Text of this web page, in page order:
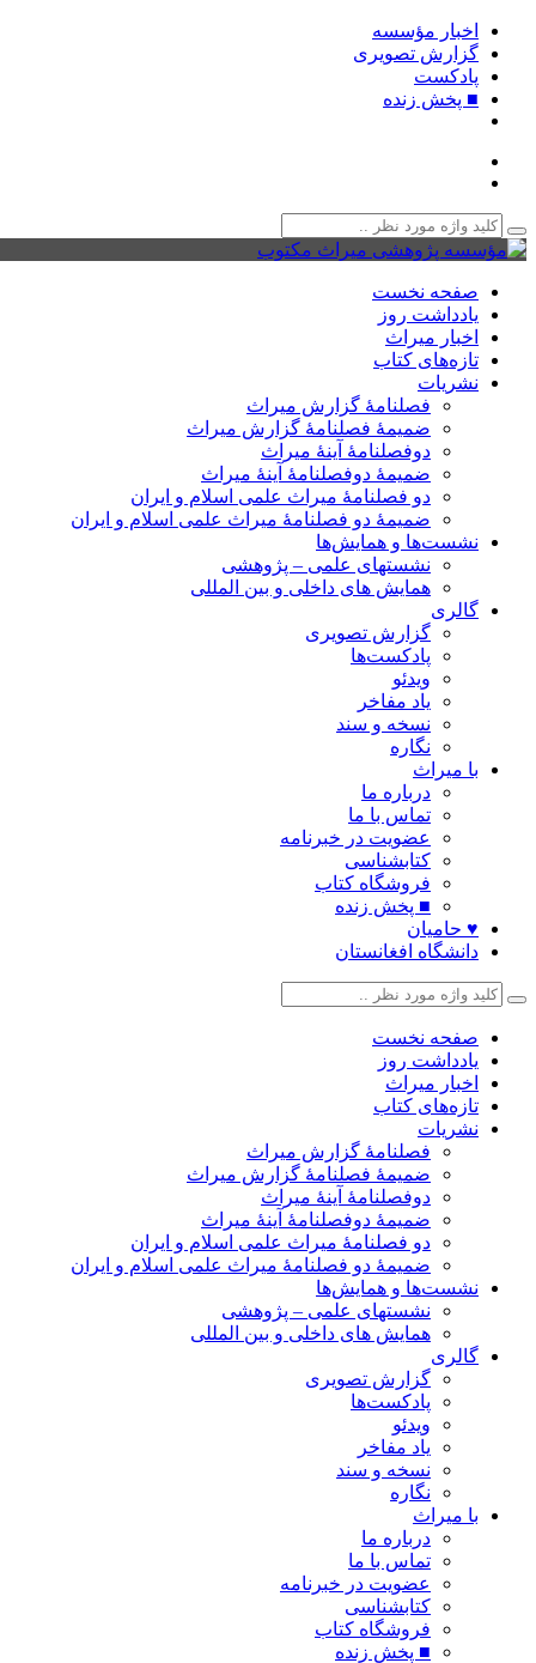
اخبار مؤسسه
گزارش تصویری
پادکست‌
■ پخش زنده
صفحه نخست
یادداشت روز
اخبار میراث
تازه‌های کتاب
نشریات
فصلنامۀ گزارش میراث
ضمیمۀ فصلنامۀ گزارش میراث
دوفصلنامۀ آینۀ میراث
ضمیمۀ دوفصلنامۀ آینۀ میراث
دو فصلنامۀ میراث علمی اسلام و ایران
ضمیمۀ دو فصلنامۀ میراث علمی اسلام و ایران
نشست‌ها و همایش‌ها
نشستهای علمی – پژوهشی
همایش های داخلی و بین المللی
گالری
گزارش تصویری
پادکست‌ها
ویدئو
یاد مفاخر
نسخه و سند
نگاره
با میراث
درباره ما
تماس با ما
عضویت در خبرنامه
کتابشناسی
فروشگاه کتاب
■ پخش زنده
♥ حامیان
دانشگاه افغانستان
صفحه نخست
یادداشت روز
اخبار میراث
تازه‌های کتاب
نشریات
فصلنامۀ گزارش میراث
ضمیمۀ فصلنامۀ گزارش میراث
دوفصلنامۀ آینۀ میراث
ضمیمۀ دوفصلنامۀ آینۀ میراث
دو فصلنامۀ میراث علمی اسلام و ایران
ضمیمۀ دو فصلنامۀ میراث علمی اسلام و ایران
نشست‌ها و همایش‌ها
نشستهای علمی – پژوهشی
همایش های داخلی و بین المللی
گالری
گزارش تصویری
پادکست‌ها
ویدئو
یاد مفاخر
نسخه و سند
نگاره
با میراث
درباره ما
تماس با ما
عضویت در خبرنامه
کتابشناسی
فروشگاه کتاب
■ پخش زنده